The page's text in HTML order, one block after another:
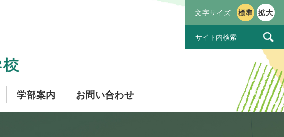
文字サイズ 標準 拡大
学部案内 お問い合わせ